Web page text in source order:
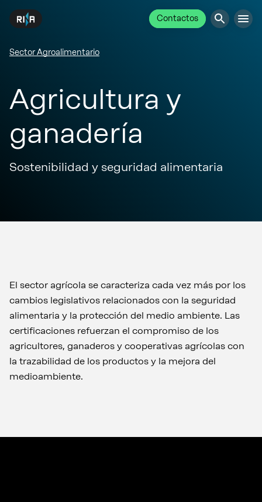
Contactos
Sector Agroalimentario
Agricultura y
ganadería
Sostenibilidad y seguridad alimentaria
El sector agrícola se caracteriza cada vez más por los
cambios legislativos relacionados con la seguridad
alimentaria y la protección del medio ambiente. Las
certificaciones refuerzan el compromiso de los
agricultores, ganaderos y cooperativas agrícolas con
la trazabilidad de los productos y la mejora del
medioambiente.